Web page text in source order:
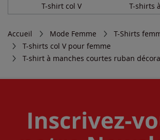
T-shirt col V T-shirts
Accueil Mode Femme
T-Shirts
T-shirts col V pour femme
T-shirt à manches courtes ruban